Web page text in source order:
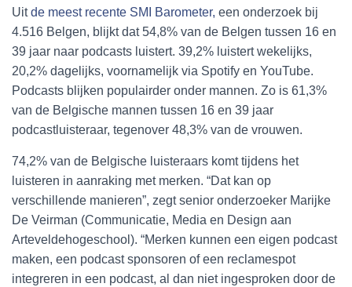
Uitde meest recente SMI Barometer, een onderzoek bij
4.516 Belgen, blijkt dat 54,8% van de Belgen tussen 16 en
39 jaar naar podcasts luistert. 39,2% luistert wekelijks,
20,2% dagelijks, voornamelijk via Spotify en YouTube.
Podcasts blijken populairder onder mannen. Zo is 61,3%
van de Belgische mannen tussen 16 en 39 jaar
podcastluisteraar, tegenover 48,3% van de vrouwen.
74,2% van de Belgische luisteraars komt tijdens het
luisteren in aanraking met merken. “Dat kan op
verschillende manieren”, zegt senior onderzoeker Marijke
De Veirman (Communicatie, Media en Design aan
Arteveldehogeschool). “Merken kunnen een eigen podcast
maken, een podcast sponsoren of een reclamespot
integreren in een podcast, al dan niet ingesproken door de